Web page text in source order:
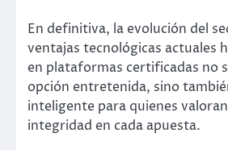
En definitiva, la evolución del
ventajas tecnológicas actuales
en plataformas certificadas no
opción entretenida, sino
inteligente para quienes
integridad en cada apuesta.